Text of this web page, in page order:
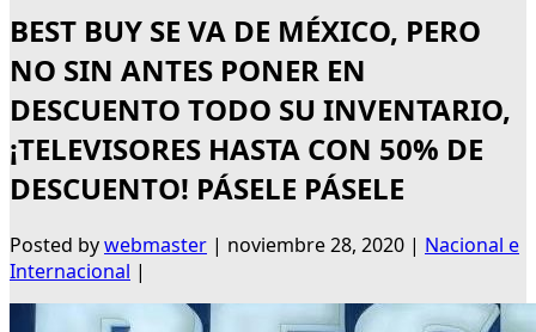
BEST BUY SE VA DE MÉXICO, PERO
NO SIN ANTES PONER EN
DESCUENTO TODO SU INVENTARIO,
¡TELEVISORES HASTA CON 50% DE
DESCUENTO! PÁSELE PÁSELE
Posted bywebmaster | noviembre 28, 2020 | Nacional e
Internacional |